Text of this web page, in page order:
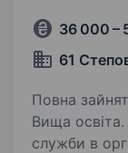
36 000 –
61
Повна
Вища освіта. Обов’язки: допомога начальнику
служби в